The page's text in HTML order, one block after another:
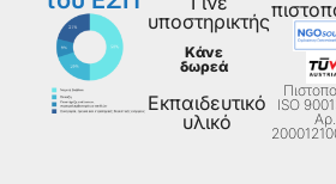
υποστηρικτής
Κάνε
δωρεά
Εκπαιδευτικό
υλικό
ISO
Aρ.